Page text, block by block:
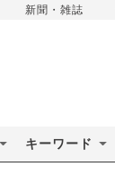
新聞・雑誌
キーワード